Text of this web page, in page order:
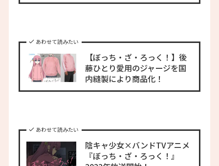
あわせて読みたい
【ぼっち・ざ・ろっく！】後
藤ひとり愛用のジャージを国
内縫製により商品化！
あわせて読みたい
陰キャ少女×バンドTVアニメ
『ぼっち・ざ・ろっく！』